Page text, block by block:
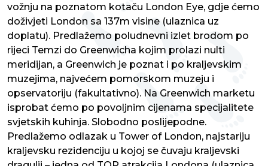
vožnju na poznatom kotaču London Eye, gdje ćemo
doživjeti London sa 137m visine (ulaznica uz
doplatu). Predlažemo poludnevni izlet brodom po
rijeci Temzi do Greenwicha kojim prolazi nulti
meridijan, a Greenwich je poznat i po kraljevskim
muzejima, najvećem pomorskom muzeju i
opservatoriju (fakultativno). Na Greenwich marketu
isprobat ćemo po povoljnim cijenama specijalitete
svjetskih kuhinja. Slobodno poslijepodne.
Predlažemo odlazak u Tower of London, najstariju
kraljevsku rezidenciju u kojoj se čuvaju kraljevski